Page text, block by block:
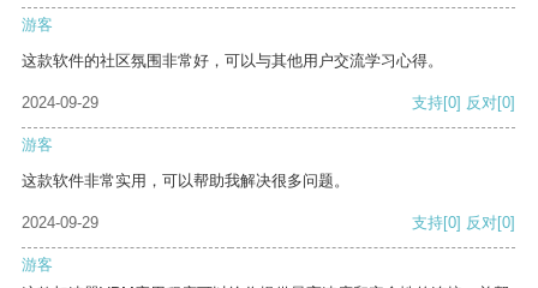
游客
这款软件的社区氛围非常好，可以与其他用户交流学习心得。
2024-09-29 支持[0] 反对[0]
游客
这款软件非常实用，可以帮助我解决很多问题。
2024-09-29 支持[0] 反对[0]
游客